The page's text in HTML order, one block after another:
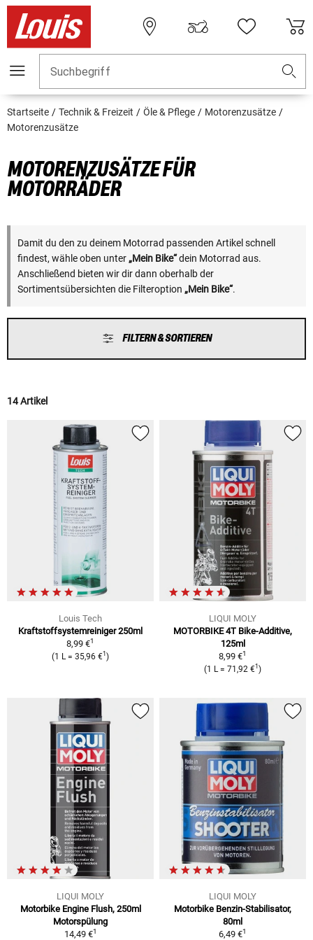
Suchbegriff
Startseite Technik & Freizeit Öle & Pflege
Motorenzusätze
Motorenzusätze
MOTORENZUSÄTZE FÜR
MOTORRÄDER
Damit du den zu deinem Motorrad passenden Artikel schnell
findest, wähle oben unter„Mein Bike“dein Motorrad aus.
Anschließend bieten wir dir dann oberhalb der
Sortimentsübersichten die Filteroption „Mein Bike“.
FILTERN & SORTIEREN
14 Artikel
Louis Tech
Kraftstoffsystemreiniger 250ml
8,99 €1
(1 L = 35,96 €1 )
LIQUI MOLY
MOTORBIKE 4T Bike-Additive,
125ml
8,99 €1
(1 L = 71,92 €1 )
LIQUI MOLY
Motorbike Engine Flush, 250ml
Motorspülung
14,49 €1
LIQUI MOLY
Motorbike Benzin-Stabilisator,
80ml
6,49 €1